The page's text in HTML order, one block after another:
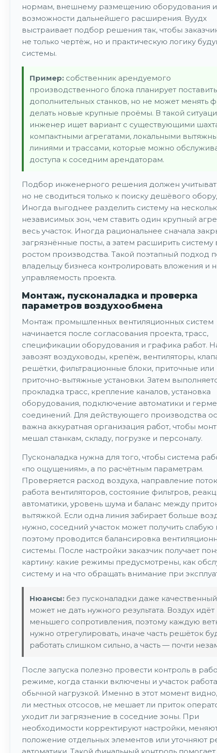
нормам, внешнему размещению оборудования и
возможности дальнейшего расширения. Вуудх
выстраивает подбор решения так, чтобы
не только чертёж, но и практическую логику
системы.
Пример: собственник арендуемого
производственного блока планирует
дополнительных станков, но не может менять
делать новые крупные проёмы. В такой
инженер ищет вариант с существующими
компактными агрегатами, локальными
линиями и трассами, которые можно
доступа к соседним арендаторам.
Подбор инженерного решения должен
но не сводиться только к поиску дешёвого
Иногда выгоднее разделить систему на
независимых зон, чем ставить один крупный
весь участок. Иногда рациональнее сначала
загрязнённые посты, а затем расширить систему
ростом производства. Такой поэтапный подход
владельцу бизнеса контролировать вложения и
управляемость проекта.
Монтаж, пусконаладка и проверка
параметров воздухообмена
Монтаж промышленных вентиляционных систем
начинается после согласования проекта, трасс,
спецификации оборудования и графика работ.
завозят воздуховоды, крепёж, вентиляторы,
решётки, фильтрационные блоки, приточные или
приточно-вытяжные установки. Затем
прокладка трасс, крепление каналов, установка
оборудования, подключение автоматики и
соединений. Для действующего производства
важна аккуратная организация работ, чтобы
мешал станкам, складу, погрузке и персоналу.
Пусконаладка нужна для того, чтобы система
«по ощущениям», а по расчётным параметрам.
Проверяется расход воздуха, направление
работа вентиляторов, состояние фильтров,
автоматики, уровень шума и баланс между
вытяжкой. Если одна линия забирает больше
нужно, соседний участок может получить слабую
поэтому проводится балансировка
системы. После настройки заказчик получает
картину: какие режимы предусмотрены, как
систему и на что обращать внимание при
Нюансы: без пусконаладки даже
может не дать нужного результата. Воздух идёт
меньшего сопротивления, поэтому каждую
нужно отрегулировать, иначе часть решёток
работать слишком сильно, а часть — почти
После запуска полезно провести контроль в
режиме, когда станки включены и участок
обычной нагрузкой. Именно в этот момент видно,
ли местных отсосов, не мешает ли приток
уходит ли загрязнение в соседние зоны. При
необходимости корректируют настройки,
положение отдельных элементов или уточняют